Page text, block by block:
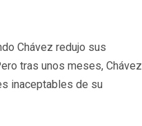
Chávez redujo sus
tras unos meses, Chávez
inaceptables de su